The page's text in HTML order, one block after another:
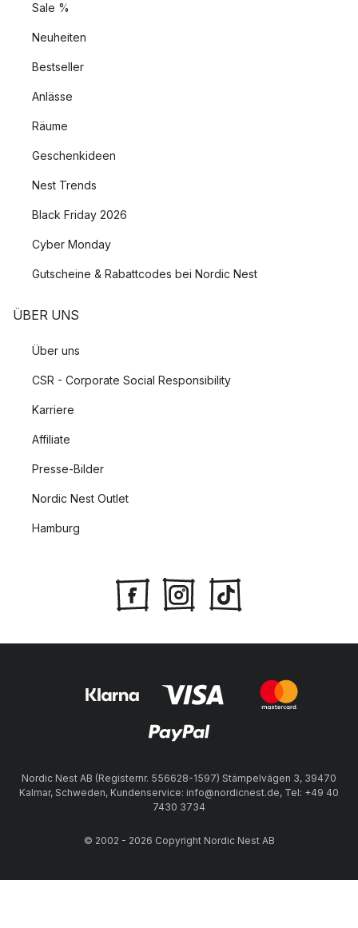
Sale %
Neuheiten
Bestseller
Anlässe
Räume
Geschenkideen
Nest Trends
Black Friday 2026
Cyber Monday
Gutscheine & Rabattcodes bei Nordic Nest
ÜBER UNS
Über uns
CSR - Corporate Social Responsibility
Karriere
Affiliate
Presse-Bilder
Nordic Nest Outlet
Hamburg
Nordic Nest AB (Registernr. 556628-1597) Stämpelvägen 3, 39470
Kalmar, Schweden, Kundenservice: info@nordicnest.de, Tel: +49 40
7430 3734
© 2002 - 2026 Copyright Nordic Nest AB